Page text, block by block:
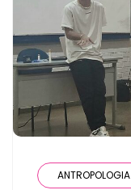
ANTROPOLOGIA